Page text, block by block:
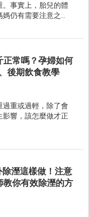
事實上，胎兒的體
仍有需要注意之
正常嗎？孕婦如何
後期飲食教學
重或過輕，除了會
響，該怎麼做才正
溼這樣做！注意
教你有效除溼的方